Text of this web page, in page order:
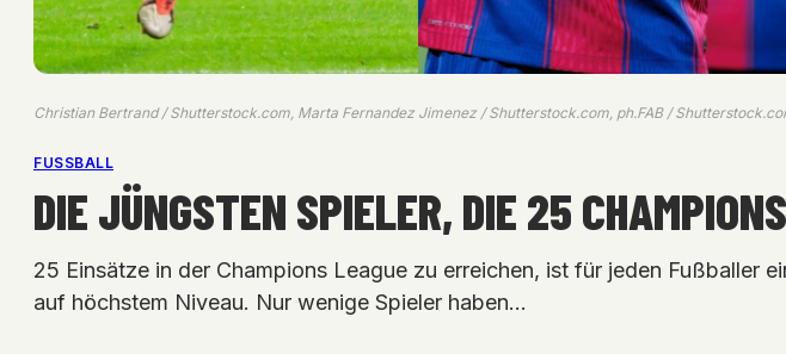
Christian Bertrand / Shutterstock.com, Marta Fernandez Jimenez / Shutterstock.com, ph.FAB /
FUSSBALL
DIE JÜNGSTEN SPIELER, DIE 25
25 Einsätze in der Champions League zu erreichen, ist für jeden Fußballer
auf höchstem Niveau. Nur wenige Spieler haben…